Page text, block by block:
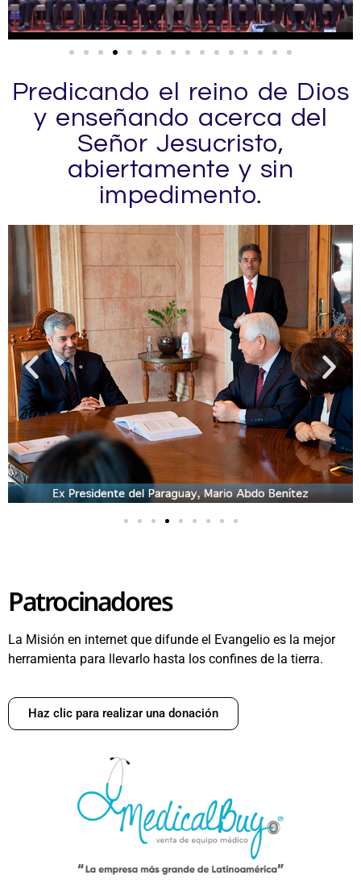
Predicando el reino de Dios
y enseñando acerca del
Señor Jesucristo,
abiertamente y sin
impedimento.
Patrocinadores
La Misión en internet que difunde el Evangelio es la mejor
herramienta para llevarlo hasta los confines de la tierra.
Haz clic para realizar una donación